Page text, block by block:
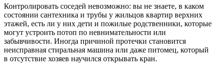
Контролировать соседей невозможно: вы не знаете, в каком
состоянии сантехника и трубы у жильцов квартир верхних
этажей, есть ли у них дети и пожилые родственники, которые
могут устроить потоп по невнимательности или
забывчивости. Иногда причиной протечки становится
неисправная стиральная машина или даже питомец, который
в отсутствие хозяев научился открывать кран.